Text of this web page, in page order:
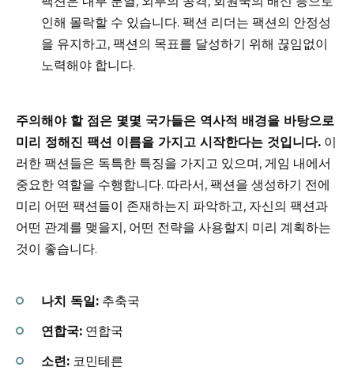
인해 몰락할 수 있습니다. 팩션 리더는 팩션의 안정성
을 유지하고, 팩션의 목표를 달성하기 위해 끊임없이
노력해야 합니다.
주의해야 할 점은 몇몇 국가들은 역사적 배경을 바탕으로
미리 정해진 팩션 이름을 가지고 시작한다는 것입니다. 이
러한 팩션들은 독특한 특징을 가지고 있으며, 게임 내에서
중요한 역할을 수행합니다. 따라서, 팩션을 생성하기 전에
미리 어떤 팩션들이 존재하는지 파악하고, 자신의 팩션과
어떤 관계를 맺을지, 어떤 전략을 사용할지 미리 계획하는
것이 좋습니다.
나치 독일: 추축국
연합국: 연합국
소련: 코민테른